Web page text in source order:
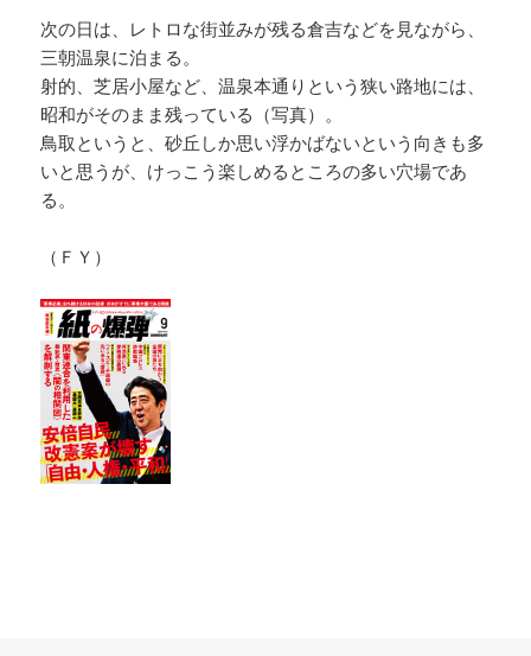
次の日は、レトロな街並みが残る倉吉などを見ながら、
三朝温泉に泊まる。
射的、芝居小屋など、温泉本通りという狭い路地には、
昭和がそのまま残っている（写真）。
鳥取というと、砂丘しか思い浮かばないという向きも多
いと思うが、けっこう楽しめるところの多い穴場であ
る。
（ＦＹ）